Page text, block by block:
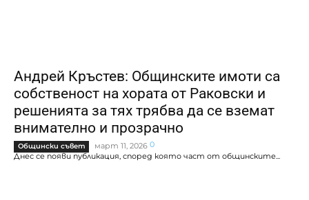
Андрей Кръстев: Общинските имоти са
собственост на хората от Раковски и
решенията за тях трябва да се вземат
внимателно и прозрачно
Общински съвет март 11, 2026 0
Днес се появи публикация, според която част от общинските...